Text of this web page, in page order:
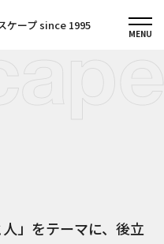
ケープ since 1995
」をテーマに、後立